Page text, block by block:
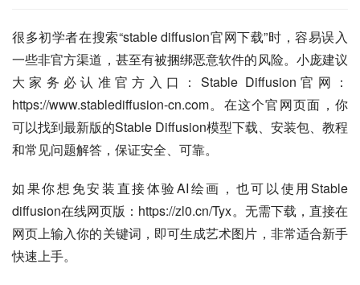
很多初学者在搜索“stable diffusion官网下载”时，容易误入
一些非官方渠道，甚至有被捆绑恶意软件的风险。小庞建议
大家务必认准官方入口：Stable Diffusion官网：
https://www.stablediffusion-cn.com。在这个官网页面，你
可以找到最新版的Stable Diffusion模型下载、安装包、教程
和常见问题解答，保证安全、可靠。
如果你想免安装直接体验AI绘画，也可以使用Stable
diffusion在线网页版：https://zl0.cn/Tyx。无需下载，直接在
网页上输入你的关键词，即可生成艺术图片，非常适合新手
快速上手。